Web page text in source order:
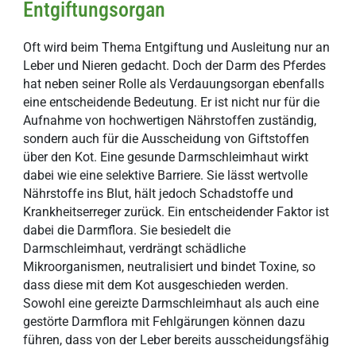
Entgiftungsorgan
Oft wird beim Thema Entgiftung und Ausleitung nur an
Leber und Nieren gedacht. Doch der Darm des Pferdes
hat neben seiner Rolle als Verdauungsorgan ebenfalls
eine entscheidende Bedeutung. Er ist nicht nur für die
Aufnahme von hochwertigen Nährstoffen zuständig,
sondern auch für die Ausscheidung von Giftstoffen
über den Kot. Eine gesunde Darmschleimhaut wirkt
dabei wie eine selektive Barriere. Sie lässt wertvolle
Nährstoffe ins Blut, hält jedoch Schadstoffe und
Krankheitserreger zurück. Ein entscheidender Faktor ist
dabei die Darmflora. Sie besiedelt die
Darmschleimhaut, verdrängt schädliche
Mikroorganismen, neutralisiert und bindet Toxine, so
dass diese mit dem Kot ausgeschieden werden.
Sowohl eine gereizte Darmschleimhaut als auch eine
gestörte Darmflora mit Fehlgärungen können dazu
führen, dass von der Leber bereits ausscheidungsfähig